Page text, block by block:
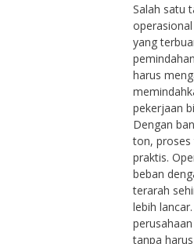
Salah satu
yang
harus
pekerjaan
Dengan
ton, proses
praktis.
beban
terarah
lebih
tanpa